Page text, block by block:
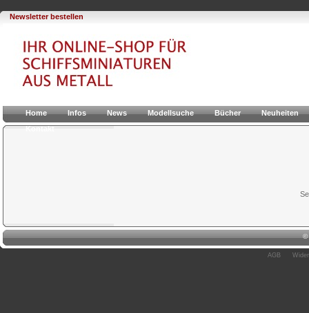
Newsletter bestellen
Home Infos News Modellsuche Bücher
Neuheiten
Kontakt
©
AGB